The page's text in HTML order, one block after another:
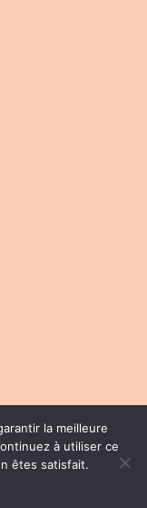
Franck WD
|Mentions
la meilleure
à utiliser ce
êtes satisfait.